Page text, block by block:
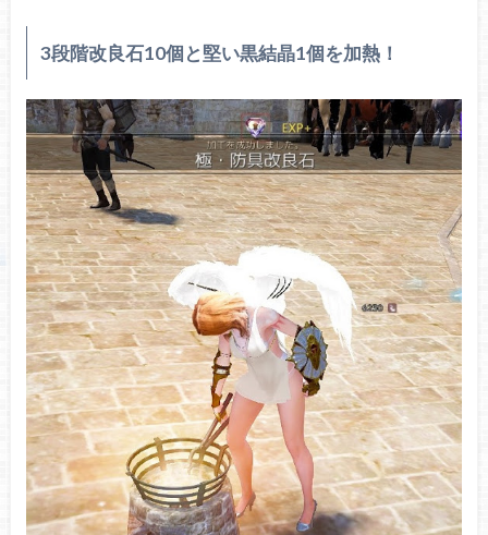
3段階改良石10個と堅い黒結晶1個を加熱！